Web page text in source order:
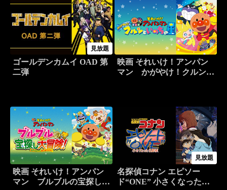
見放題
ゴールデンカムイ OAD 第
二弾
映画 それいけ！アンパン
マン かがやけ！クルンと
映画 それいけ！アンパン
マン ブルブルの宝探し大
見放題
名探偵コナン エピソー
ド“ONE” 小さくなった名